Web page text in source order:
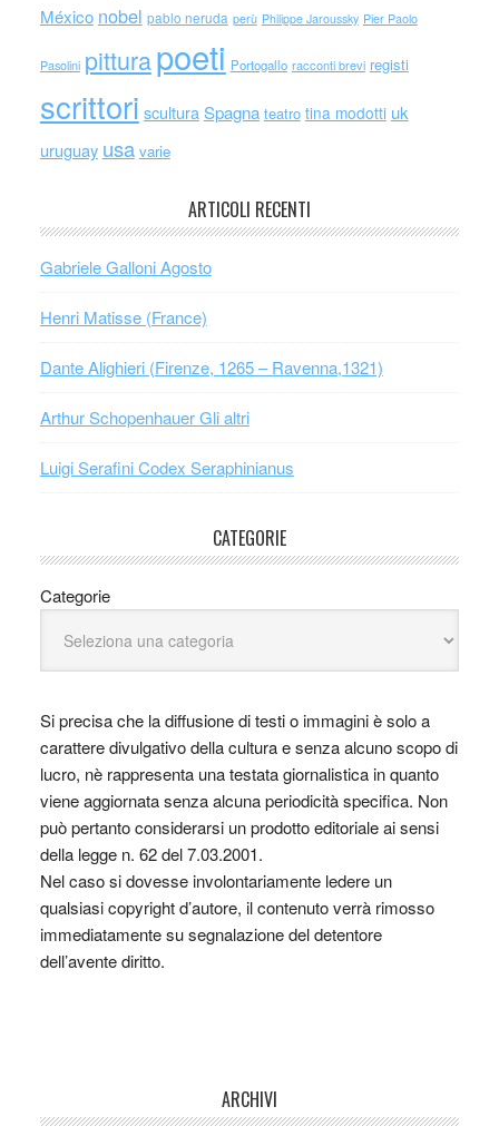
México nobel pablo neruda perù Philippe Jaroussky Pier Paolo
Pasolini pitturapoeti Portogallo racconti brevi registi
scrittori scultura Spagna teatro tina modotti uk
uruguay usa varie
ARTICOLI RECENTI
Gabriele Galloni Agosto
Henri Matisse (France)
Dante Alighieri (Firenze, 1265 – Ravenna,1321)
Arthur Schopenhauer Gli altri
Luigi Serafini Codex Seraphinianus
CATEGORIE
Categorie
Si precisa che la diffusione di testi o immagini è solo a
carattere divulgativo della cultura e senza alcuno scopo di
lucro, nè rappresenta una testata giornalistica in quanto
viene aggiornata senza alcuna periodicità specifica. Non
può pertanto considerarsi un prodotto editoriale ai sensi
della legge n. 62 del 7.03.2001.
Nel caso si dovesse involontariamente ledere un
qualsiasi copyright d’autore, il contenuto verrà rimosso
immediatamente su segnalazione del detentore
dell’avente diritto.
ARCHIVI